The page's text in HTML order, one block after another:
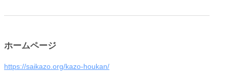
ホームページ
https://saikazo.org/kazo-houkan/